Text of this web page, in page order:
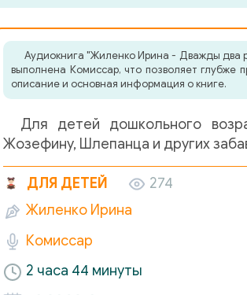
Аудиокнига "Жиленко Ирина - Дважды два
выполнена Комиссар, что позволяет глубже
описание и основная информация о книге.
Для детей дошкольного
Жозефину, Шлепанца и других
ДЛЯ ДЕТЕЙ
274
Жиленко Ирина
Комиссар
2 часа 44 минуты